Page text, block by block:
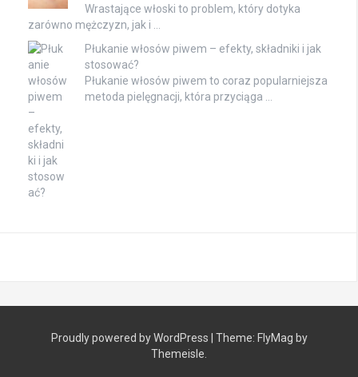
Wrastające włoski to problem, który dotyka
zarówno mężczyzn, jak i …
Płukanie włosów piwem – efekty, składniki i jak
stosować?
Płukanie włosów piwem to coraz popularniejsza
metoda pielęgnacji, która przyciąga …
Proudly powered by WordPress | Theme: FlyMag by
Themeisle.